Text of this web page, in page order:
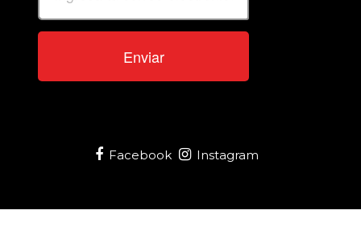
Enviar
Facebook Instagram